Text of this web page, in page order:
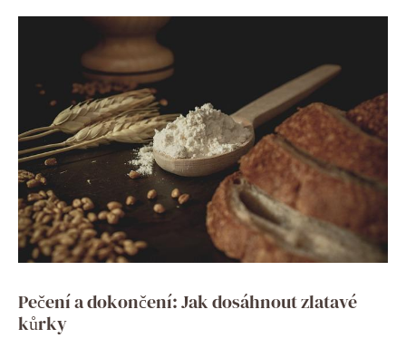
Pečení a dokončení: Jak dosáhnout zlatavé
kůrky